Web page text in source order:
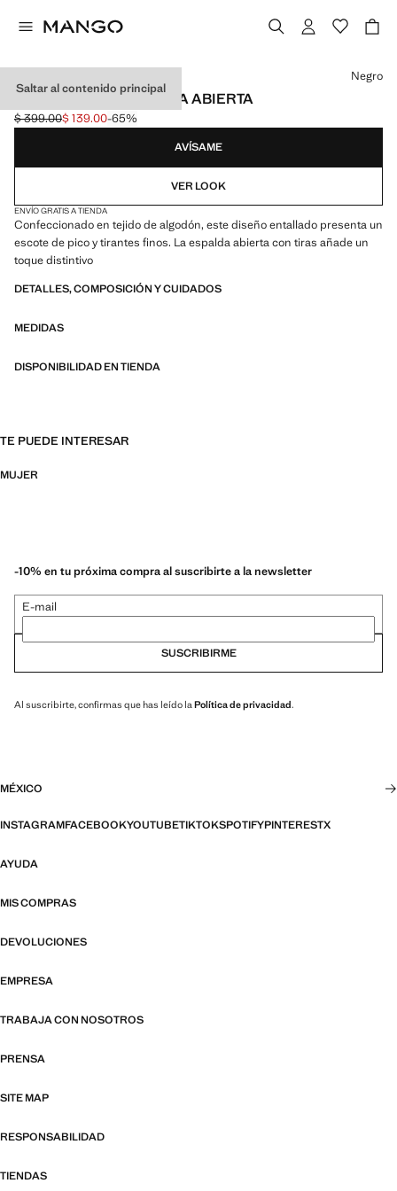
Saltar al contenido principal
TOP ALGODÓN ESPALDA ABIERTA
Precio inicial tachado [$ 399.00 ]
$ 399.00
Precio actual [$ 139.00 ]
$ 139.00-65%
Selecciona un color
Negro
AVÍSAME
VER LOOK
ENVÍO GRATIS A TIENDA
Confeccionado en tejido de algodón, este diseño entallado presenta un
escote de pico y tirantes finos. La espalda abierta con tiras añade un
toque distintivo
DETALLES, COMPOSICIÓN Y CUIDADOS
MEDIDAS
DISPONIBILIDAD EN TIENDA
TE PUEDE INTERESAR
MUJER
-10% en tu próxima compra al suscribirte a la newsletter
E-mail
SUSCRIBIRME
Al suscribirte, confirmas que has leído la Política de privacidad.
MÉXICO
INSTAGRAMFACEBOOKYOUTUBETIKTOKSPOTIFYPINTERESTX
AYUDA
MIS COMPRAS
DEVOLUCIONES
EMPRESA
TRABAJA CON NOSOTROS
PRENSA
SITE MAP
RESPONSABILIDAD
TIENDAS